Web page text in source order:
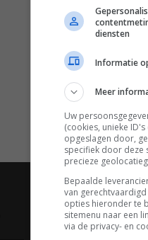
Tyler Labine
Adam Brown
Albert Chung
Barker
,
diensten
Informatie
Meer
Uw
(cookies, unieke
opgeslagen door,
specifiek door deze
precieze
Bepaalde
van
opties hieronder te
sitemenu naar een
via de privacy- en